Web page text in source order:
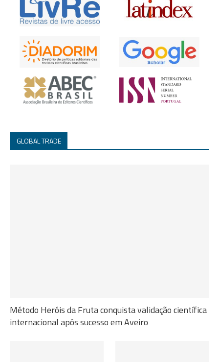
GLOBAL TRADE
Método Heróis da Fruta conquista validação científica
internacional após sucesso em Aveiro